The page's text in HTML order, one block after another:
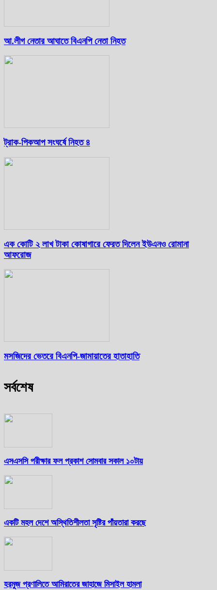
আ.লীগ নেতার আঘাতে বিএনপি নেতা নিহত
ট্রাক-পিকআপ সংঘর্ষে নিহত ৪
এক কোটি ২ লাখ টাকা কোষাগারে ফেরত দিলেন ইউএনও রোমানা
আফরোজ
মসজিদের ভেতরে বিএনপি-জামায়াতের হাতাহাতি
সর্বশেষ
এসএসসি পরীক্ষার ফল প্রকাশ সোমবার সকাল ১০টায়
একটি মহল দেশে অস্থিতিশীলতা সৃষ্টির পাঁয়তারা করছে
হরমুজ প্রণালিতে আমিরাতের জাহাজে মিসাইল হামলা